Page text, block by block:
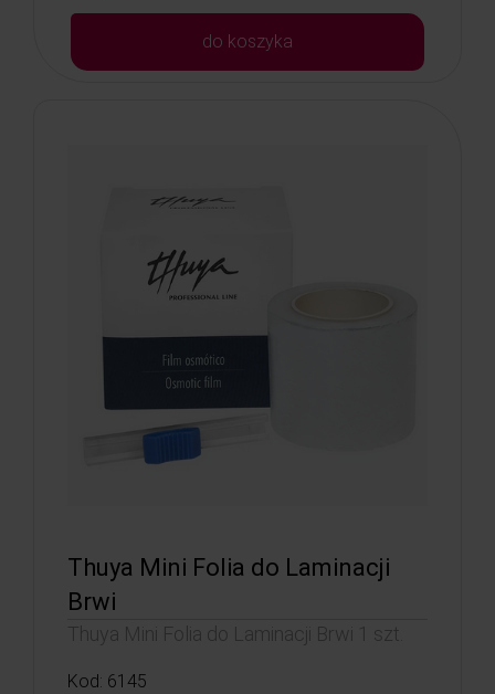
do koszyka
Thuya Mini Folia do Laminacji
Brwi
Thuya Mini Folia do Laminacji Brwi 1 szt.
Kod: 6145